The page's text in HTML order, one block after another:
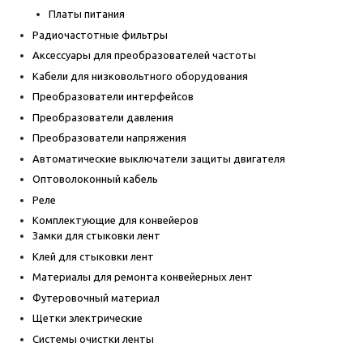
Платы питания
Радиочастотные фильтры
Аксессуары для преобразователей частоты
Кабели для низковольтного оборудования
Преобразователи интерфейсов
Преобразователи давления
Преобразователи напряжения
Автоматические выключатели защиты двигателя
Оптоволоконный кабель
Реле
Комплектующие для конвейеров
Замки для стыковки лент
Клей для стыковки лент
Материалы для ремонта конвейерных лент
Футеровочный материал
Щетки электрические
Системы очистки ленты